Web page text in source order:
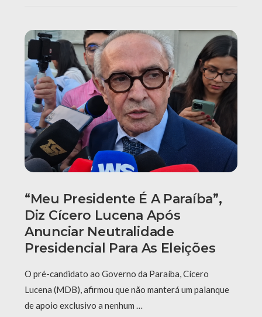
“Meu Presidente É A Paraíba”,
Diz Cícero Lucena Após
Anunciar Neutralidade
Presidencial Para As Eleições
O pré-candidato ao Governo da Paraíba, Cícero
Lucena (MDB), afirmou que não manterá um palanque
de apoio exclusivo a nenhum …